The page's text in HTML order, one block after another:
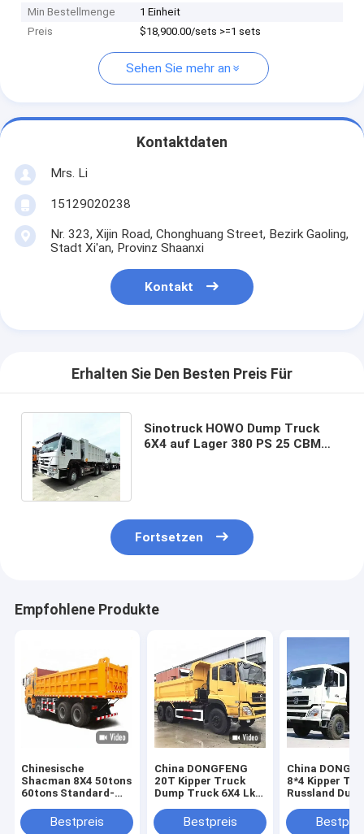
Min Bestellmenge
1 Einheit
Preis
$18,900.00/sets >=1 sets
Sehen Sie mehr an
Kontaktdaten
Mrs. Li
15129020238
Nr. 323, Xijin Road, Chonghuang Street, Bezirk Gaoling,
Stadt Xi'an, Provinz Shaanxi
Kontakt
Erhalten Sie Den Besten Preis Für
Sinotruck HOWO Dump Truck
6X4 auf Lager 380 PS 25 CBM
Fortsetzen
Empfohlene Produkte
Chinesische
Shacman 8X4 50tons
60tons Standard-
Abmessungen
Bestpreis
China DONGFENG
20T Kipper Truck
Dump Truck 6X4 Lkw
Bestpreis
China
8*4 Kipper
Russland
Truck